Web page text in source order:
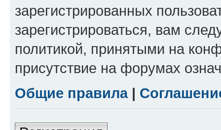
зарегистрированных
зарегистрироваться, вам
политикой, принятыми на
присутствие на форумах
Общие правила|